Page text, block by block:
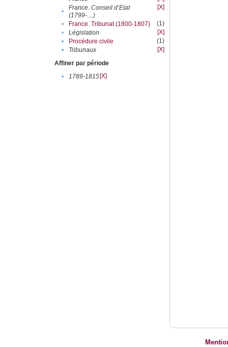
•
France. Conseil d’Etat
(1799-....)
[X]
• France. Tribunat (1800-1807)
(1)
•
Législation
[X]
•
Procédure civile
(1)
•
Tribunaux
[X]
Affiner par période
•
1789-1815[X]